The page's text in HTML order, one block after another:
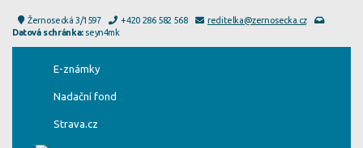
Žernosecká 3/1597 +420 286 582 568
reditelka@zernosecka.cz
Datová schránka:seyn4mk
E-známky
Nadační fond
Strava.cz